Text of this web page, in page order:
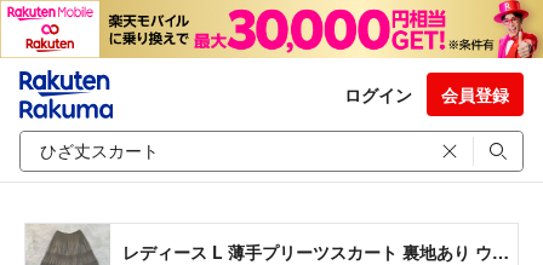
ログイン 会員登録
レディース L 薄手プリーツスカート 裏地あり ウエストゴム ティアード